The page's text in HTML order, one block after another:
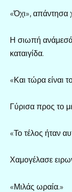
«Όχι», απάντησα
Η σιωπή
καταιγίδα.
«Και τώρα είναι
Γύρισα προς το
«Το τέλος ήταν
Χαμογέλασε
«Μιλάς ωραία.»